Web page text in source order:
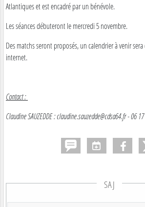
Atlantiques et est encadré par un bénévole.
Les séances débuteront le mercredi 5 novembre.
Des matchs seront proposés, un calendrier à venir
internet.
Contact :
Claudine SAUZEDDE : claudine.sauzedde@cdsa64.fr - 06
SAJ